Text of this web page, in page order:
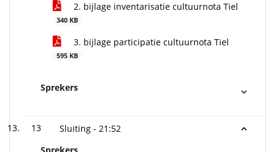
2. bijlage inventarisatie cultuurnota Tiel
340 KB
3. bijlage participatie cultuurnota Tiel
595 KB
Sprekers
13 Sluiting - 21:52